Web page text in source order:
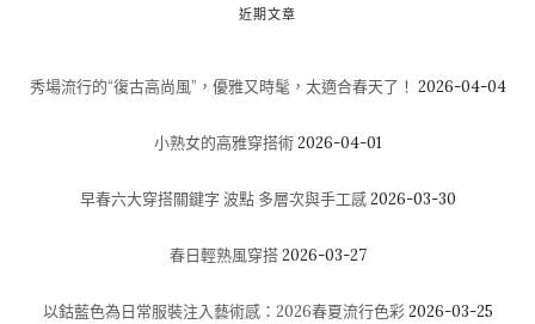
近期文章
秀場流行的“復古高尚風”，優雅又時髦，太適合春天了！ 2026-04-04
小熟女的高雅穿搭術 2026-04-01
早春六大穿搭關鍵字 波點 多層次與手工感 2026-03-30
春日輕熟風穿搭 2026-03-27
以鈷藍色為日常服裝注入藝術感：2026春夏流行色彩 2026-03-25